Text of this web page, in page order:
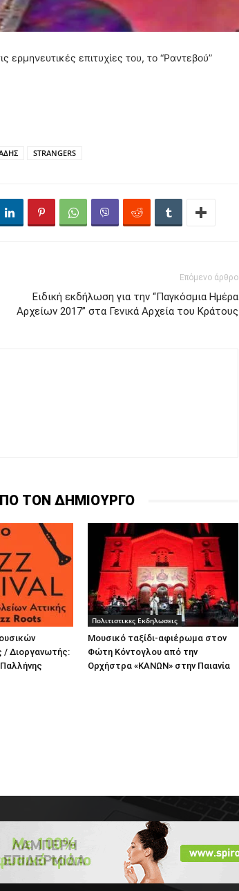
επιτυχίες του, το “Ραντεβού”
STRANGERS
Επόμενο άρθρο
Ειδική εκδήλωση για την “Παγκόσμια Ημέρα
Αρχείων 2017” στα Γενικά Αρχεία του Κράτους
ΤΟΝ ΔΗΜΙΟΥΡΓΟ
/ Διοργανωτής:
Πολιτιστικες Εκδηλωσεις
Μουσικό ταξίδι-αφιέρωμα στον
Φώτη Κόντογλου από την
Ορχήστρα «ΚΑΝΩΝ» στην Παιανία